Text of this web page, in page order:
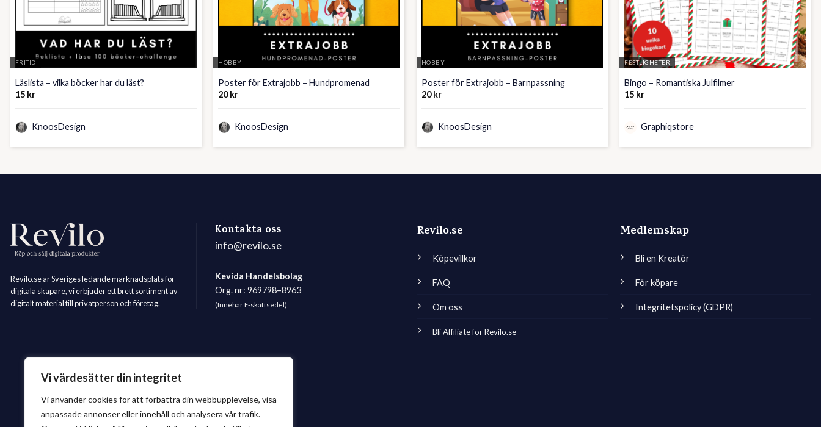
Vi värdesätter din integritet
Vi använder cookies för att förbättra din webbupplevelse, visa
anpassade annonser eller innehåll och analysera vår trafik.
FRITID
Läslista – vilka böcker har du läst?
15 kr
KnoosDesign
HOBBY
Poster för Extrajobb – Hundpromenad
20kr
KnoosDesign
HOBBY
Poster för Extrajobb – Barnpassning
20kr
KnoosDesign
FESTLIGHETER
Bingo – Romantiska Julfilmer
15 kr
Graphiqstore
Revilo.se är Sveriges ledande marknadsplats för
digitala skapare, vi erbjuder ett brett sortiment av
digitalt material till privatperson och företag.
Kontakta oss
info@revilo.se
Kevida Handelsbolag
Org. nr: 969798–8963
(Innehar F-skattsedel)
Revilo.se
Köpevillkor
FAQ
Om oss
Bli Affiliate för Revilo.se
Medlemskap
Bli en Kreatör
För köpare
Integritetspolicy (GDPR)